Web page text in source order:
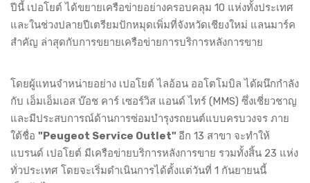
ปีนี้ เปอโยต์ ได้ขยายเครือข่ายอย่างครอบคลุม 10 แห่งทั้งประเทศ
และในช่วงปลายปีเตรียมปักหมุดเพิ่มที่จังหวัดเชียงใหม่ แลนมาร์ค
สำคัญ ล่าสุดกับการขยายเครือข่ายการบริการหลังการขาย
โดยผู้แทนจำหน่ายอย่าง เปอโยต์ ไลอ้อน ออโตโมบิล ได้ผนึกกำลัง
กับ เอ็มเอ็มเอส บ๊อช คาร์ เซอร์วิส แอนด์ ไทร์ (MMS) ซึ่งเชี่ยวชาญ
และมีประสบการณ์ด้านการซ่อมบำรุงรถยนต์แบบครบวงจร ภาย
ใต้ชื่อ "Peugeot Service Outlet" อีก 13 สาขา จะทำให้
แบรนด์ เปอโยต์ มีเครือข่ายบริการหลังการขาย รวมทั้งสิ้น 23 แห่ง
ทั่วประเทศ โดยจะเริ่มดำเนินการได้ตั้งแต่วันที่ 1 กันยายนนี้